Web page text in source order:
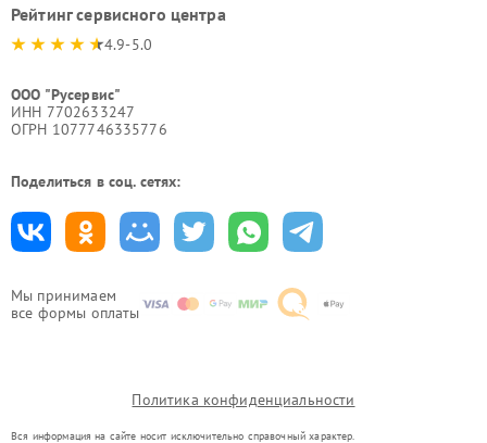
Мы принимаем
все формы оплаты
Рейтинг сервисного центра
4.9-5.0
ООО "Русервис"
ИНН 7702633247
ОГРН 1077746335776
Поделиться в соц. сетях:
Политика конфиденциальности
Вся информация на сайте носит исключительно справочный характер.